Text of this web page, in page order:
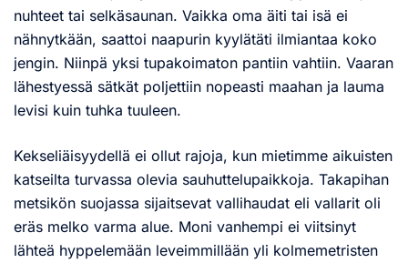
nuhteet tai selkäsaunan. Vaikka oma äiti tai isä ei
nähnytkään, saattoi naapurin kyylätäti ilmiantaa koko
jengin. Niinpä yksi tupakoimaton pantiin vahtiin. Vaaran
lähestyessä sätkät poljettiin nopeasti maahan ja lauma
levisi kuin tuhka tuuleen.
Kekseliäisyydellä ei ollut rajoja, kun mietimme aikuisten
katseilta turvassa olevia sauhuttelupaikkoja. Takapihan
metsikön suojassa sijaitsevat vallihaudat eli vallarit oli
eräs melko varma alue. Moni vanhempi ei viitsinyt
lähteä hyppelemään leveimmillään yli kolmemetristen